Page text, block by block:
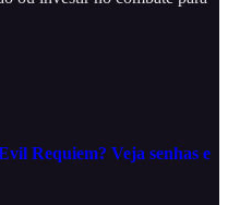
Requiem? Veja senhas e